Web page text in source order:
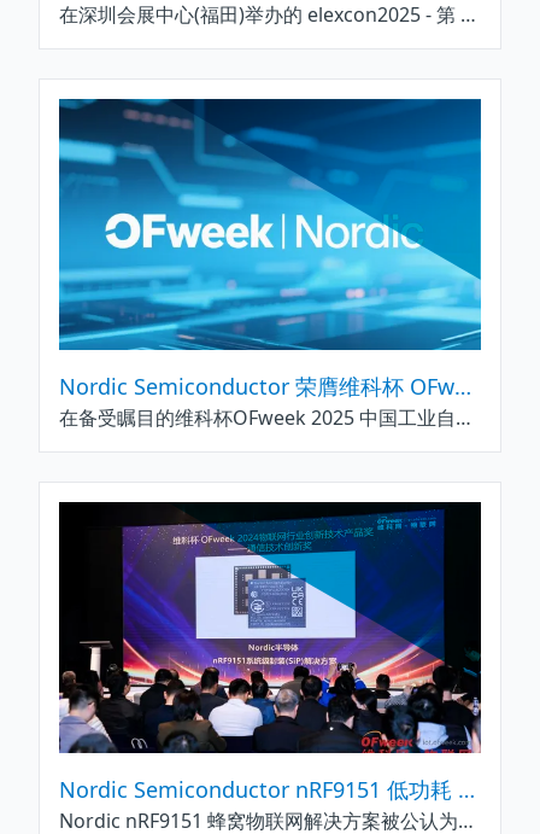
在深圳会展中心(福田)举办的 elexcon2025 - 第 22 届深圳国际电子展 1 号馆 1L66 展位现场，Nordic Semiconductor (以下简称 “Nordic”) 凭借在双碳节能领域的技术突破、市场实践及可持续发展理念，正式斩获由行业媒体电子发烧友网颁发的 “2025 半导体市场创新表现奖” 之 “年度双碳节能领军企业” 奖项。该奖项由 elexcon 展会主办方联合电子发烧友网等权威电子工程师媒体共同发起，是对企业在 “AI 与双碳” 双线技术创新、供应链服务及可持续发展实践的综合认可。
Nordic Semiconductor 荣膺维科杯 OFweek 2025 中国工业自动化与数字化行业卓越技术创新企业奖
在备受瞩目的维科杯OFweek 2025 中国工业自动化与数字化行业评选中，Nordic Semiconductor 凭借其卓越的创新实力和国际领先的无线连接技术，成功斩获卓越技术创新企业奖。这一荣誉的背后，是 Nordic Semiconductor 在低功耗蓝牙、蜂窝物联网、电源管理及Wi-Fi等领域持续深耕与创新的有力见证。
Nordic Semiconductor nRF9151 低功耗 SiP 荣获 OFweek 第9届2024物联网奖
Nordic nRF9151 蜂窝物联网解决方案被公认为最具创新性的蜂窝产品之一，具有无与伦比的性能和多功能性